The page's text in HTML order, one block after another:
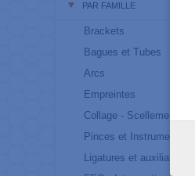
PAR FAMILLE
Brackets
Bagues et Tubes
Arcs
Empreintes
Collage - Scellement
Pinces et Instruments
Ligatures et auxiliaires